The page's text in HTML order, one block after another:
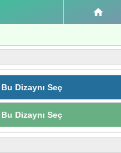
Bu Dizaynı Seç
Bu Dizaynı Seç